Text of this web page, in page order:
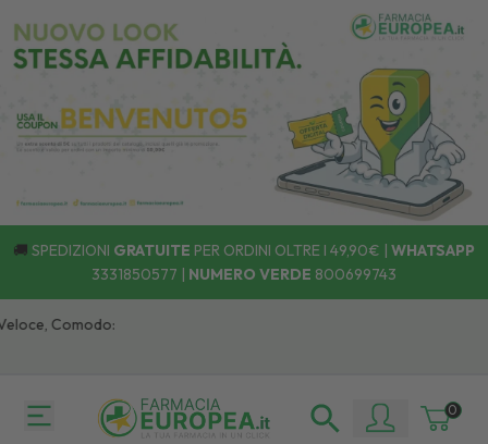
🚚 SPEDIZIONI GRATUITE PER ORDINI OLTRE I 49,90€ | WHATSAPP
3331850577 | NUMERO VERDE 800699743
Comodo:
0